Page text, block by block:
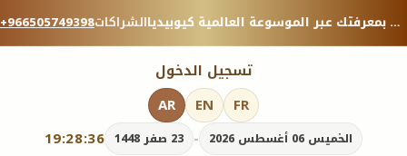
+966505749398الشراكات منصة معرفية موثوقة — شارك بمعرفتك عبر الموسوعة العالمية كيوبيديا.
تسجيل الدخول
19:28:38 الخميس 06 أغسطس 2026 - 23 صفر 1448
AR EN FR